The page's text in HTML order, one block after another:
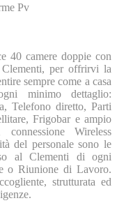
Pv
40 camere doppie con
Clementi, per offrirvi la
sempre come a casa
minimo dettaglio:
Telefono diretto, Parti
Frigobar e ampio
connessione Wireless
del personale sono le
al Clementi di ogni
o Riunione di Lavoro.
strutturata ed